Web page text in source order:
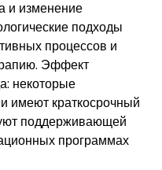
и изменение
подходы
процессов и
Эффект
некоторые
имеют краткосрочный
поддерживающей
программах